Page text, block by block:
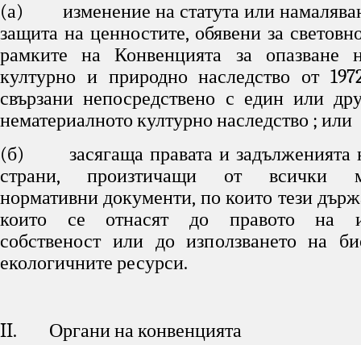
(а) изменение на статута или
защита на ценностите, обявени за
рамките на Конвенцията за опазване
културно и природно наследство от
свързани непосредствено с един или
нематериалното културно наследство ; или
(б) засягаща правата и задълженията
страни, произтичащи от всички
нормативни документи, по които тези
които се отнасят до правото на
собственост или до използването на
екологичните ресурси.
II. Органи на конвенцията